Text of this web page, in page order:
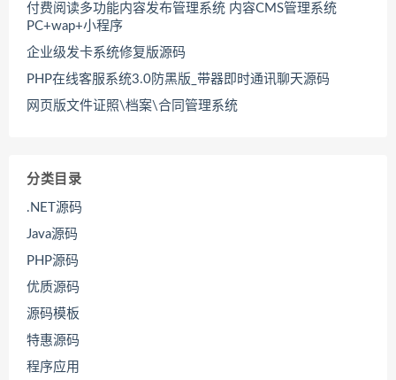
付费阅读多功能内容发布管理系统 内容CMS管理系统
PC+wap+小程序
企业级发卡系统修复版源码
PHP在线客服系统3.0防黑版_带器即时通讯聊天源码
网页版文件证照\档案\合同管理系统
分类目录
.NET源码
Java源码
PHP源码
优质源码
源码模板
特惠源码
程序应用